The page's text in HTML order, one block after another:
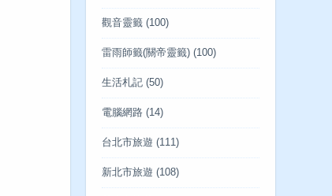
觀音靈籤 (100)
雷雨師籤(關帝靈籤) (100)
生活札記 (50)
電腦網路 (14)
台北市旅遊 (111)
新北市旅遊 (108)